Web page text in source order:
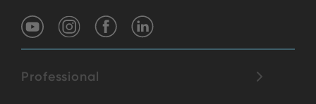
Professional